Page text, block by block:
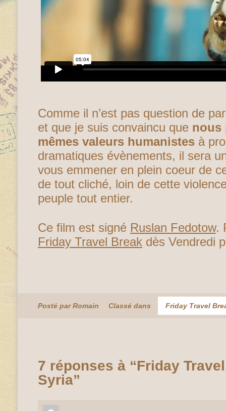
Comme il n’est pas question de
et que je suis convaincu que nous
mêmes valeurs humanistes à
dramatiques évènements, il sera
vous emmener en plein coeur de
de tout cliché, loin de cette
peuple tout entier.
Ce film est signé Ruslan Fedotow.
Friday Travel Break dès Vendredi
Posté par Romain Classé dans Friday Travel
7 réponses à “Friday
Syria”